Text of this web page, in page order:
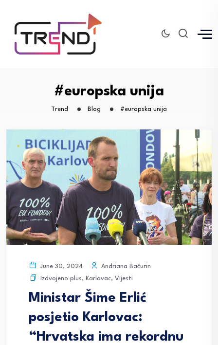
#europska unija
Trend Blog #europska unija
June 30, 2024
Andriana Baćurin
Izdvojeno plus, Karlovac, Vijesti
Ministar Šime Erlić
posjetio Karlovac:
“Hrvatska ima rekordnu